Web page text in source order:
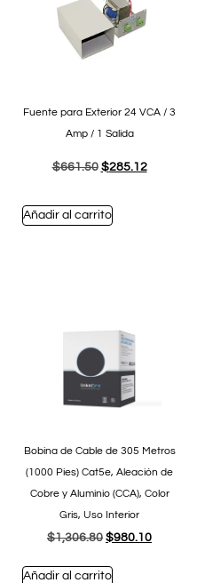
Fuente para Exterior 24 VCA / 3
Amp / 1 Salida
$661.50 $285.12
Añadir al carrito
Bobina de Cable de 305 Metros
(1000 Pies) Cat5e, Aleación de
Cobre y Aluminio (CCA), Color
Gris, Uso Interior
$1,306.80 $980.10
Añadir al carrito